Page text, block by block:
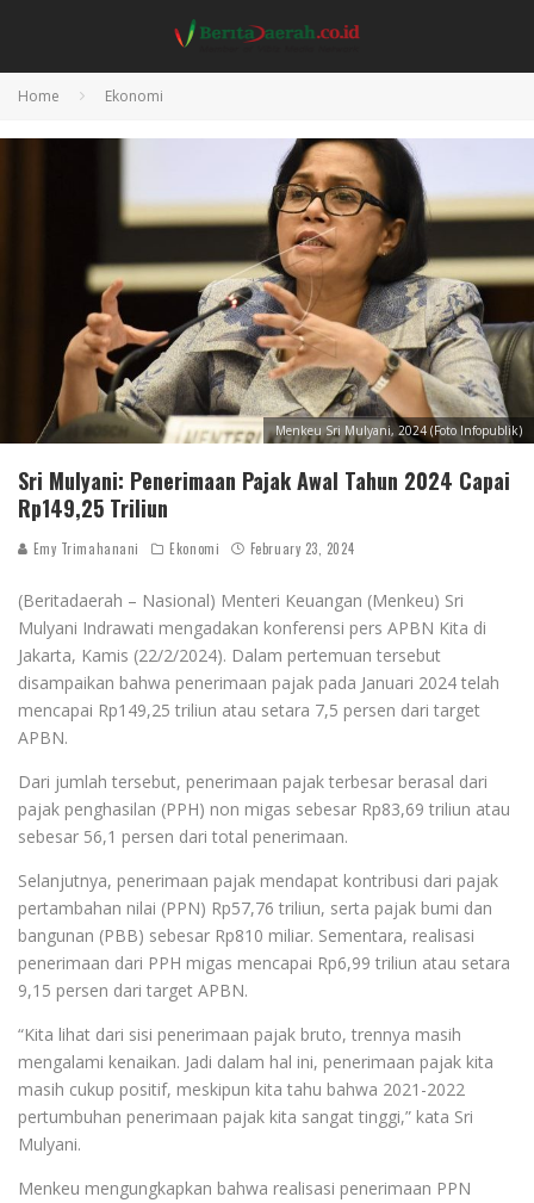
Home Ekonomi
Menkeu Sri Mulyani, 2024 (Foto Infopublik)
Sri Mulyani: Penerimaan Pajak Awal Tahun 2024 Capai
Rp149,25 Triliun
Emy Trimahanani Ekonomi February 23, 2024
(Beritadaerah – Nasional) Menteri Keuangan (Menkeu) Sri
Mulyani Indrawati mengadakan konferensi pers APBN Kita di
Jakarta, Kamis (22/2/2024). Dalam pertemuan tersebut
disampaikan bahwa penerimaan pajak pada Januari 2024 telah
mencapai Rp149,25 triliun atau setara 7,5 persen dari target
APBN.
Dari jumlah tersebut, penerimaan pajak terbesar berasal dari
pajak penghasilan (PPH) non migas sebesar Rp83,69 triliun atau
sebesar 56,1 persen dari total penerimaan.
Selanjutnya, penerimaan pajak mendapat kontribusi dari pajak
pertambahan nilai (PPN) Rp57,76 triliun, serta pajak bumi dan
bangunan (PBB) sebesar Rp810 miliar. Sementara, realisasi
penerimaan dari PPH migas mencapai Rp6,99 triliun atau setara
9,15 persen dari target APBN.
“Kita lihat dari sisi penerimaan pajak bruto, trennya masih
mengalami kenaikan. Jadi dalam hal ini, penerimaan pajak kita
masih cukup positif, meskipun kita tahu bahwa 2021-2022
pertumbuhan penerimaan pajak kita sangat tinggi,” kata Sri
Mulyani.
Menkeu mengungkapkan bahwa realisasi penerimaan PPN